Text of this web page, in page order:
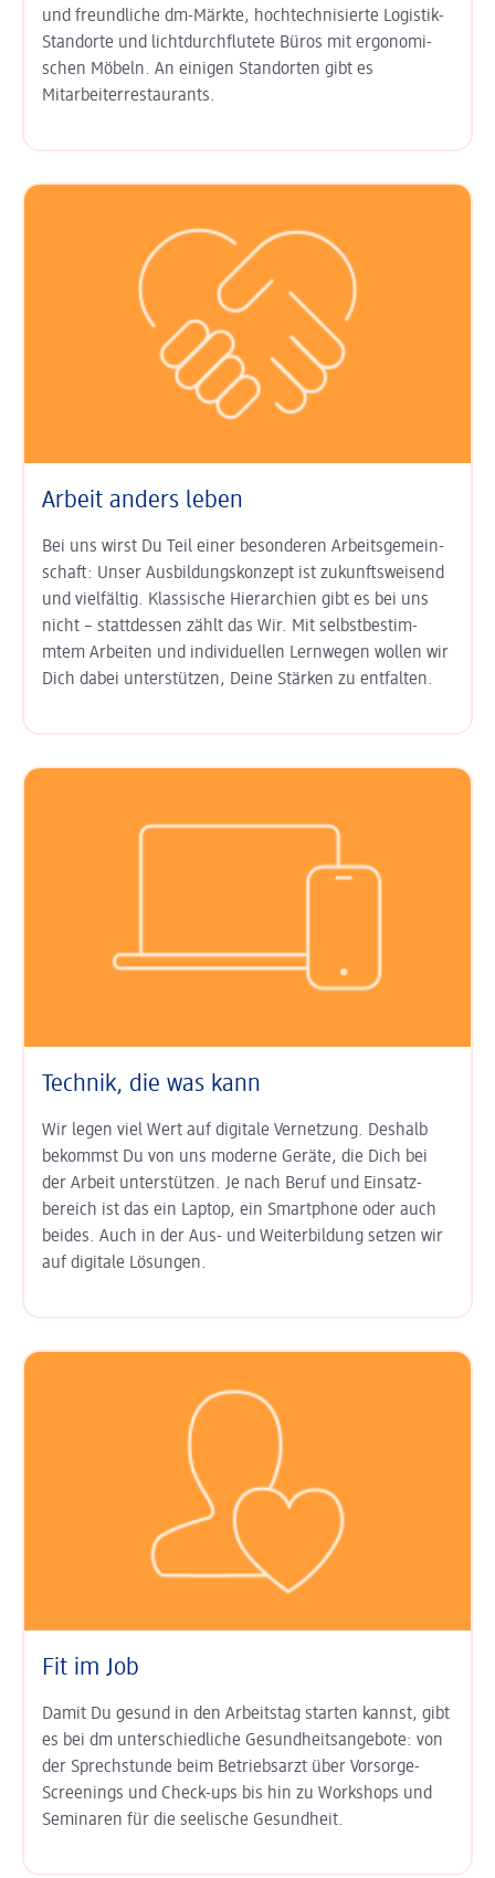
und freund­liche dm-Märkte, hoch­technisierte Logistik-
Standorte und licht­durchflutete Büros mit ergo­nomi­
schen Möbeln. An einigen Stand­orten gibt es
Mitarbeiter­restaurants.
Arbeit anders leben
Bei uns wirst Du Teil einer besonderen Arbeits­gemein­
schaft: Unser Aus­bildungs­konzept ist zukunfts­weisend
und vielfältig. Klas­sische Hierarchien gibt es bei uns
nicht – statt­dessen zählt das Wir. Mit selbst­bestim­
mtem Arbeiten und indi­viduel­len Lern­wegen wollen wir
Dich dabei unter­stützen, Deine Stärken zu entfalten.
Technik, die was kann
Wir legen viel Wert auf digitale Ver­netzung. Deshalb
bekommst Du von uns moderne Geräte, die Dich bei
der Arbeit unter­stützen. Je nach Beruf und Einsatz­
bereich ist das ein Laptop, ein Smart­phone oder auch
beides. Auch in der Aus- und Weiter­bildung setzen wir
auf digitale Lösungen.
Fit im Job
Damit Du gesund in den Arbeits­tag starten kannst, gibt
es bei dm unter­schied­liche Gesundheits­angebote: von
der Sprech­stunde beim Betriebs­arzt über Vor­sorge-
Screenings und Check-ups bis hin zu Work­shops und
Semi­naren für die seelische Gesund­heit.